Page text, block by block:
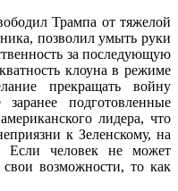
Трампа от тяжелой
позволил умыть руки
за последующую
клоуна в режиме
прекращать войну
подготовленные
лидера, что
к Зеленскому, на
Если человек не может
возможности, то как